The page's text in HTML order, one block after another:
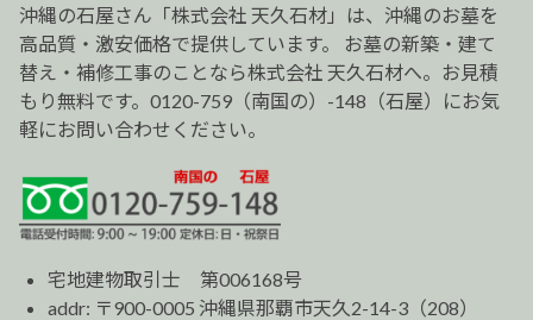
ョ
ン
沖縄の石屋さん「株式会社 天久石材」は、沖縄のお墓を
高品質・激安価格で提供しています。 お墓の新築・建て
替え・補修工事のことなら株式会社 天久石材へ。お見積
もり無料です。0120-759（南国の）-148（石屋）にお気
軽にお問い合わせください。
宅地建物取引士 第006168号
addr: 〒900-0005 沖縄県那覇市天久2-14-3（208）